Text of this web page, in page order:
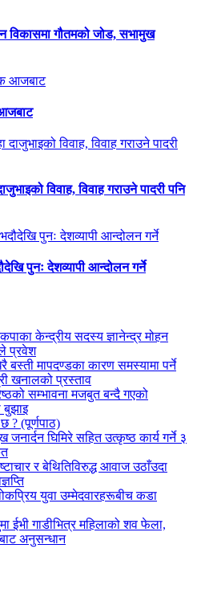
विकासमा गौतमको जोड, सभामुख
विवाह, विवाह गराउने पादरी पनि
पुनः देशव्यापी आन्दोलन गर्ने
केन्द्रीय सदस्य ज्ञानेन्द्र मोहन
प्रवेश
बस्ती मापदण्डका कारण समस्यामा पर्ने
खनालको प्रस्ताव
सम्भावना मजबुत बन्दै गएको
? (पूर्णपाठ)
जनार्दन घिमिरे सहित उत्कृष्ठ कार्य गर्ने ३
र बेथितिविरुद्ध आवाज उठाँउदा
युवा उम्मेदवारहरूबीच कडा
ईभी गाडीभित्र महिलाको शव फेला,
अनुसन्धान